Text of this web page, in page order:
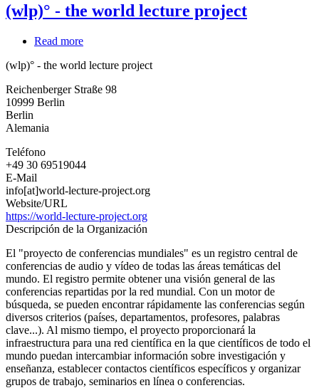
(wlp)° - the world lecture project
Read more
°
the
(wlp)° - the world lecture project
Reichenberger Straße 98
10999 Berlin
Berlin
Alemania
Teléfono
+49 30 69519044
E-Mail
info[at]world-lecture-project.org
Website/URL
https://world-lecture-project.org
Descripción de la Organización
El "proyecto de conferencias mundiales" es un registro central de
conferencias de audio y vídeo de todas las áreas temáticas del
mundo. El registro permite obtener una visión general de las
conferencias repartidas por la red mundial. Con un motor de
búsqueda, se pueden encontrar rápidamente las conferencias según
diversos criterios (países, departamentos, profesores, palabras
clave...). Al mismo tiempo, el proyecto proporcionará la
infraestructura para una red científica en la que científicos de todo el
mundo puedan intercambiar información sobre investigación y
enseñanza, establecer contactos científicos específicos y organizar
grupos de trabajo, seminarios en línea o conferencias.